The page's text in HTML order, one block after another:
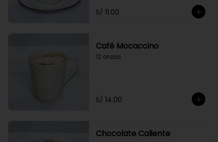
S/ 11.00
Café Mocaccino
12 onzas
S/ 14.00
Chocolate Caliente